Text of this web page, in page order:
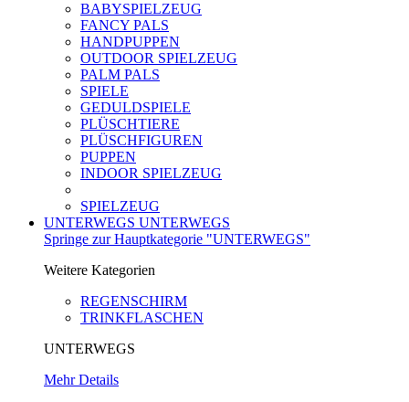
BABYSPIELZEUG
FANCY PALS
HANDPUPPEN
OUTDOOR SPIELZEUG
PALM PALS
SPIELE
GEDULDSPIELE
PLÜSCHTIERE
PLÜSCHFIGUREN
PUPPEN
INDOOR SPIELZEUG
SPIELZEUG
UNTERWEGS UNTERWEGS
Springe zur Hauptkategorie "UNTERWEGS"
Weitere Kategorien
REGENSCHIRM
TRINKFLASCHEN
UNTERWEGS
Mehr Details